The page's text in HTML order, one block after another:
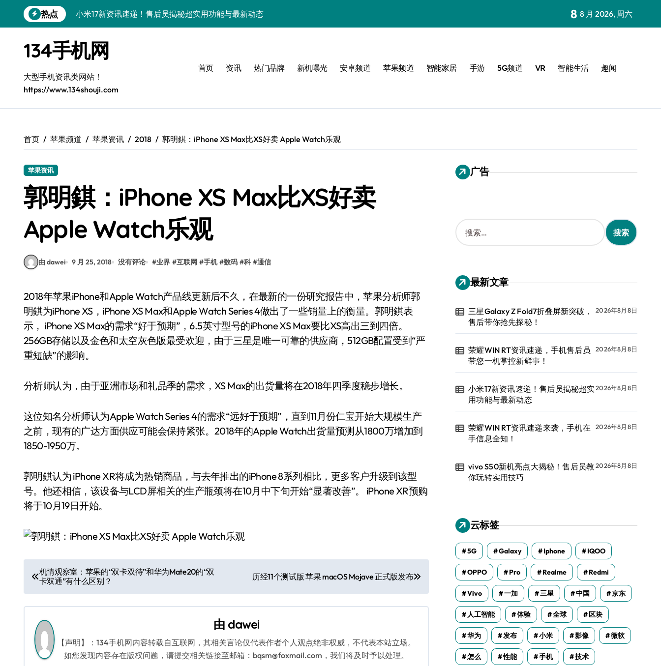
到
热点
小米17新资讯速递！售后员揭秘超实用功能与最新动态
vivo S50新机亮点大揭秘！售后员教你玩转实用技巧
小米17 Ultra新资讯来袭！售后带你抢先探科技前沿！
OPPO Find X9来袭！售后员揭秘抢先资讯与超实用功能
荣耀Magic V6抢先揭秘：大屏视野，售后力荐管家新体验！
荣耀Magic8 RSR深度揭秘：新功能、超值优惠与真实评测
8 8 月 2026, 周六
134手机网
大型手机资讯类网站！
https://www.134shouji.com
首页 资讯 热门品牌 新机曝光 安卓频道 苹果频道 智能家居 手游 5G频道 VR 智能生活 趣闻
首页 苹果频道 苹果资讯 2018 郭明錤：iPhone XS Max比XS好卖 Apple Watch乐观
苹果资讯
郭明錤：iPhone XS Max比XS好卖
Apple Watch乐观
由 dawei 9 月 25, 2018 没有评论 #业界 #互联网 #手机 #数码 #科 #通信
2018年苹果iPhone和Apple Watch产品线更新后不久，在最新的一份研究报告中，苹果分析师郭
明錤为iPhone XS，iPhone XS Max和Apple Watch Series 4做出了一些销量上的衡量。郭明錤表
示， iPhone XS Max的需求“好于预期”，6.5英寸型号的iPhone XS Max要比XS高出三到四倍。
256GB存储以及金色和太空灰色版最受欢迎，由于三星是唯一可靠的供应商，512GB配置受到“严
重短缺”的影响。
分析师认为，由于亚洲市场和礼品季的需求，XS Max的出货量将在2018年四季度稳步增长。
这位知名分析师认为Apple Watch Series 4的需求“远好于预期”，直到11月份仁宝开始大规模生产
之前，现有的广达方面供应可能会保持紧张。2018年的Apple Watch出货量预测从1800万增加到
1850-1950万。
郭明錤认为 iPhone XR将成为热销商品，与去年推出的iPhone 8系列相比，更多客户升级到该型
号。他还相信，该设备与LCD屏相关的生产瓶颈将在10月中下旬开始“显著改善”。 iPhone XR预购
将于10月19日开始。
文
章
导
航
机情观察室：苹果的“双卡双待”和华为Mate20的“双
卡双通”有什么区别？
历经11个测试版 苹果 macOS Mojave 正式版发布
由 dawei
【声明】：134手机网内容转载自互联网，其相关言论仅代表作者个人观点绝非权威，不代表本站立场。
如您发现内容存在版权问题，请提交相关链接至邮箱：bqsm@foxmail.com，我们将及时予以处理。
广告
搜
索
：
最新文章
三星Galaxy Z Fold7折叠屏新突破，
售后带你抢先探秘！
2026年8月8日
荣耀WIN RT资讯速递，手机售后员
带您一机掌控新鲜事！
2026年8月8日
小米17新资讯速递！售后员揭秘超实
用功能与最新动态
2026年8月8日
荣耀WIN RT资讯速递来袭，手机在
手信息全知！
2026年8月8日
vivo S50新机亮点大揭秘！售后员教
你玩转实用技巧
2026年8月8日
云标签
5G Galaxy Iphone IQOO
OPPO Pro Realme Redmi
Vivo 一加 三星 中国 京东
人工智能 体验 全球 区块
华为 发布 小米 影像 微软
怎么 性能 手机 技术